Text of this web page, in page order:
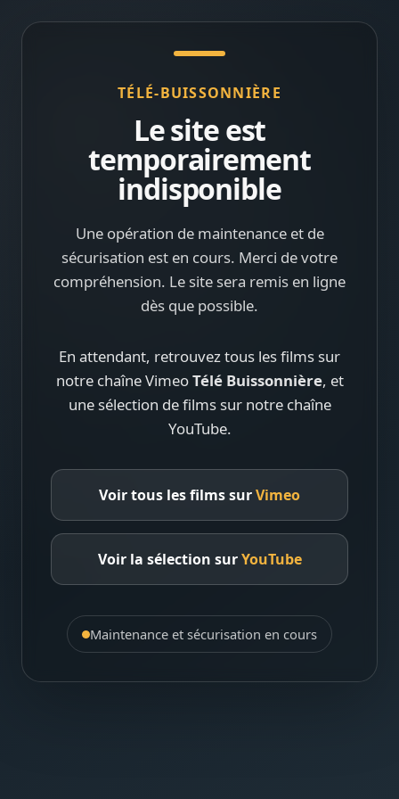
TÉLÉ-BUISSONNIÈRE
Le site est
temporairement
indisponible
Une opération de maintenance et de
sécurisation est en cours. Merci de votre
compréhension. Le site sera remis en ligne
dès que possible.
En attendant, retrouvez tous les films sur
notre chaîne VimeoTélé Buissonnière, et
une sélection de films sur notre chaîne
YouTube.
Voir tous les films surVimeo
Voir la sélection surYouTube
Maintenance et sécurisation en cours